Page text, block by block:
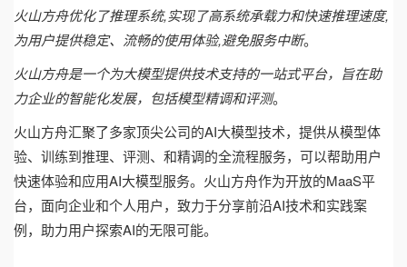
火山方舟优化了推理系统,实现了高系统承载力和快速推理速度,
为用户提供稳定、流畅的使用体验,避免服务中断。
火山方舟是一个为大模型提供技术支持的一站式平台，旨在助
力企业的智能化发展，包括模型精调和评测。
火山方舟汇聚了多家顶尖公司的AI大模型技术，提供从模型体
验、训练到推理、评测、和精调的全流程服务，可以帮助用户
快速体验和应用AI大模型服务。火山方舟作为开放的MaaS平
台，面向企业和个人用户，致力于分享前沿AI技术和实践案
例，助力用户探索AI的无限可能。